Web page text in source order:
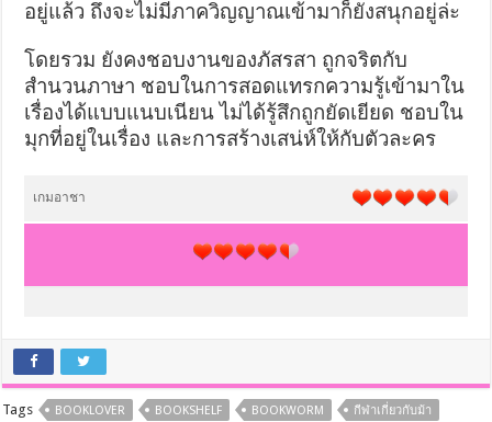
อยู่แล้ว ถึงจะไม่มีภาควิญญาณเข้ามาก็ยังสนุกอยู่ล่ะ
โดยรวม ยังคงชอบงานของภัสรสา ถูกจริตกับ
สำนวนภาษา ชอบในการสอดแทรกความรู้เข้ามาใน
เรื่องได้แบบแนบเนียน ไม่ได้รู้สึกถูกยัดเยียด ชอบใน
มุกที่อยู่ในเรื่อง และการสร้างเสน่ห์ให้กับตัวละคร
เกมอาชา
Tags BOOKLOVER BOOKSHELF BOOKWORM
กีฬาเกี่ยวกับม้า